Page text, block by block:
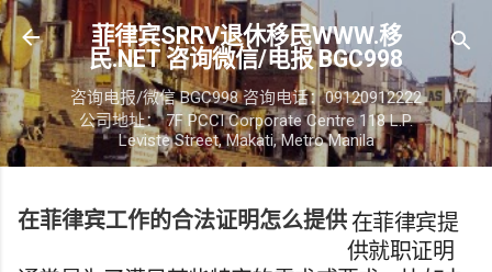
跳至主要内容
菲律宾SRRV退休移民WWW.移
民.NET 咨询微信/电报 BGC998
咨询电报/微信 BGC998 咨询电话：09120912222
公司地址： 7F PCCI Corporate Centre 118 L.P.
Leviste Street, Makati, Metro Manila
在菲律宾工作的合法证明怎么提供 在菲律宾提
供就职证明